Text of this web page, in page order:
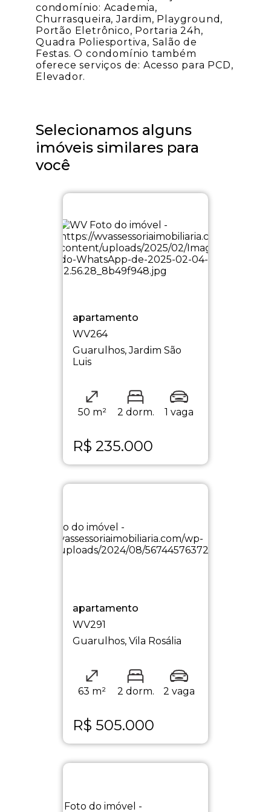
condomínio: Academia,
Churrasqueira, Jardim, Playground,
Portão Eletrônico, Portaria 24h,
Quadra Poliesportiva, Salão de
Festas. O condomínio também
oferece serviços de: Acesso para PCD,
Elevador.
Selecionamos alguns
imóveis similares para
você
apartamento
WV264
Guarulhos, Jardim São
Luis
50 m² 2 dorm. 1 vaga
R$ 235.000
apartamento
WV291
Guarulhos, Vila Rosália
63 m² 2 dorm. 2 vaga
R$ 505.000